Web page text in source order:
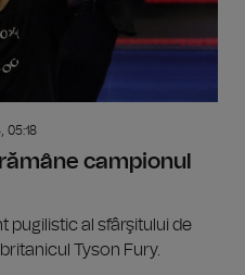
05:18
campionul
pugilistic al sfârşitului de
Tyson Fury.